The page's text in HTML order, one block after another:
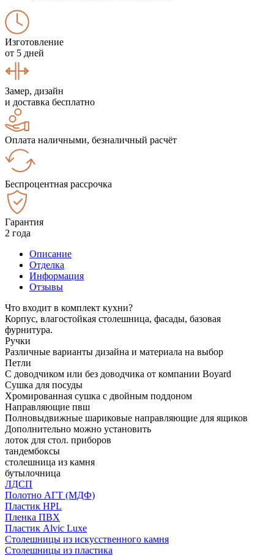
Изготовление
от 5 дней
Замер, дизайн
и доставка бесплатно
Оплата наличными, безналичный расчёт
Беспроцентная рассрочка
Гарантия
2 года
Описание
Отделка
Информация
Отзывы
Что входит в комплект кухни?
Корпус, влагостойкая столешница, фасады, базовая
фурнитура.
Ручки
Различные варианты дизайна и материала на выбор
Петли
С доводчиком или без доводчика от компании Boyard
Сушка для посуды
Хромированная сушка с двойным поддоном
Направляющие пвш
Полновыдвижные шариковые направляющие для ящиков
Дополнительно можно установить
лоток для стол. приборов
тандембоксы
столешница из камня
бутылочница
ЛДСП
Полотно АГТ (МДФ)
Пластик HPL
Пленка ПВХ
Пластик Alvic Luxe
Столешницы из искусственного камня
Столешницы из пластика